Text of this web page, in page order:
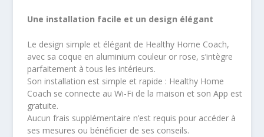
Une installation facile et un design élégant
Le design simple et élégant de Healthy Home Coach,
avec sa coque en aluminium couleur or rose, s’intègre
parfaitement à tous les intérieurs.
Son installation est simple et rapide : Healthy Home
Coach se connecte au Wi-Fi de la maison et son App est
gratuite.
Aucun frais supplémentaire n’est requis pour accéder à
ses mesures ou bénéficier de ses conseils.